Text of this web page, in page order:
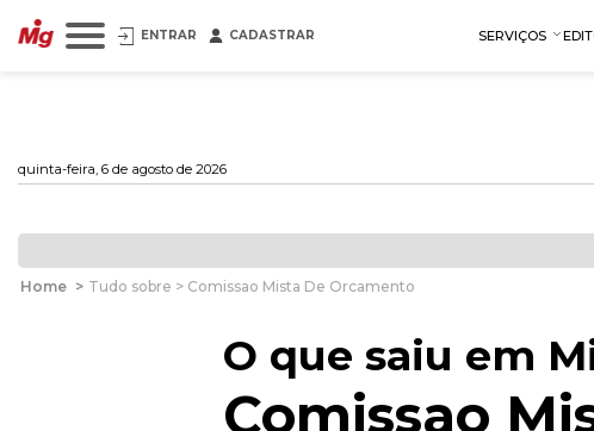
ENTRAR CADASTRAR SERVIÇOS
quinta-feira, 6 de agosto de 2026
Home > Tudo sobre > Comissao Mista De Orcamento
O que saiu em
Comissao